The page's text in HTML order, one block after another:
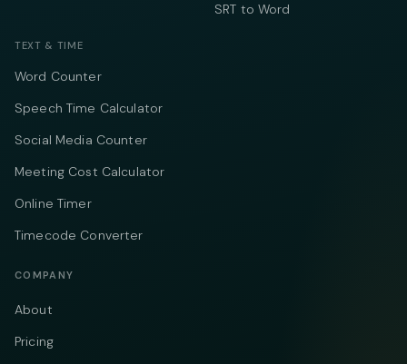
SRT to Word
TEXT & TIME
Word Counter
Speech Time Calculator
Social Media Counter
Meeting Cost Calculator
Online Timer
Timecode Converter
COMPANY
About
Pricing